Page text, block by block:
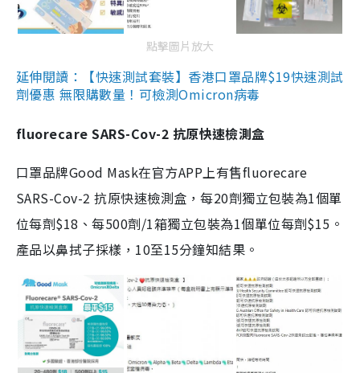
點擊圖片放大
延伸閱讀：【快速測試套裝】香港口罩品牌$19快速測試
劑優惠 無限購數量！可檢測Omicron病毒
fluorecare SARS-Cov-2 抗原快速檢測盒
口罩品牌Good Mask在官方APP上有售fluorecare
SARS-Cov-2 抗原快速檢測盒，每20劑獨立包裝為1個單
位每劑$18、每500劑/1箱獨立包裝為1個單位每劑$15。
產品以鼻拭子採樣，10至15分鐘知結果。